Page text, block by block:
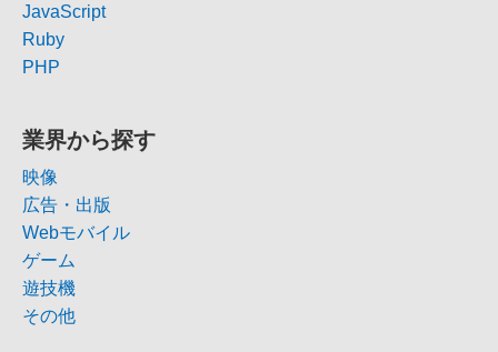
JavaScript
Ruby
PHP
業界から探す
映像
広告・出版
Webモバイル
ゲーム
遊技機
その他